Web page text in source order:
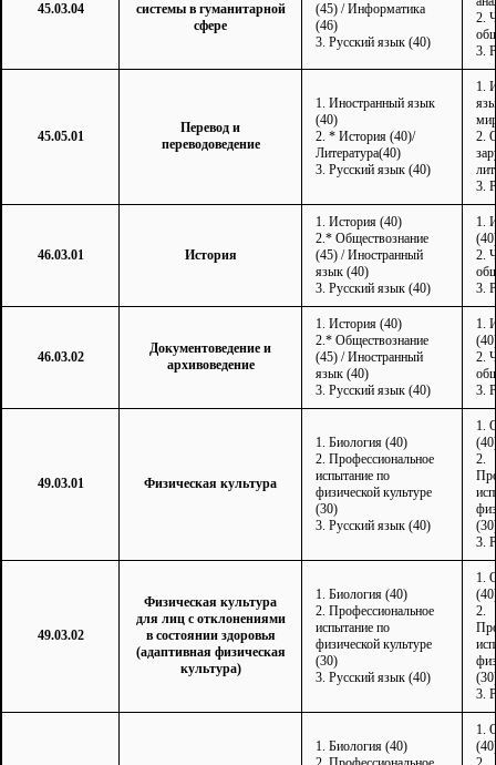
45.03.04
системы в гуманитарной
сфере
(45) / Информатика
(46)
3. Русский язык (40)
2.
3.
45.05.01
Перевод и
переводоведение
1. Иностранный язык
(40)
2. * История (40)/
Литература(40)
3. Русский язык (40)
1.
2.
3.
46.03.01 История
1. История (40)
2.* Обществознание
(45) / Иностранный
язык (40)
3. Русский язык (40)
1.
2.
3.
46.03.02
Документоведение и
архивоведение
1. История (40)
2.* Обществознание
(45) / Иностранный
язык (40)
3. Русский язык (40)
1.
2.
3.
49.03.01 Физическая культура
1. Биология (40)
2. Профессиональное
испытание по
физической культуре
(30)
3. Русский язык (40)
1.
2.
3.
49.03.02
Физическая культура
для лиц с отклонениями
в состоянии здоровья
(адаптивная физическая
культура)
1. Биология (40)
2. Профессиональное
испытание по
физической культуре
(30)
3. Русский язык (40)
1.
2.
3.
1. Биология (40)
1.